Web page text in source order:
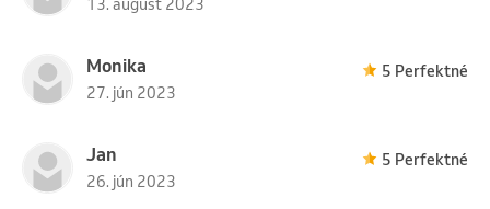
13. august 2023
Monika
27. jún 2023
5 Perfektné
Jan
26. jún 2023
5 Perfektné